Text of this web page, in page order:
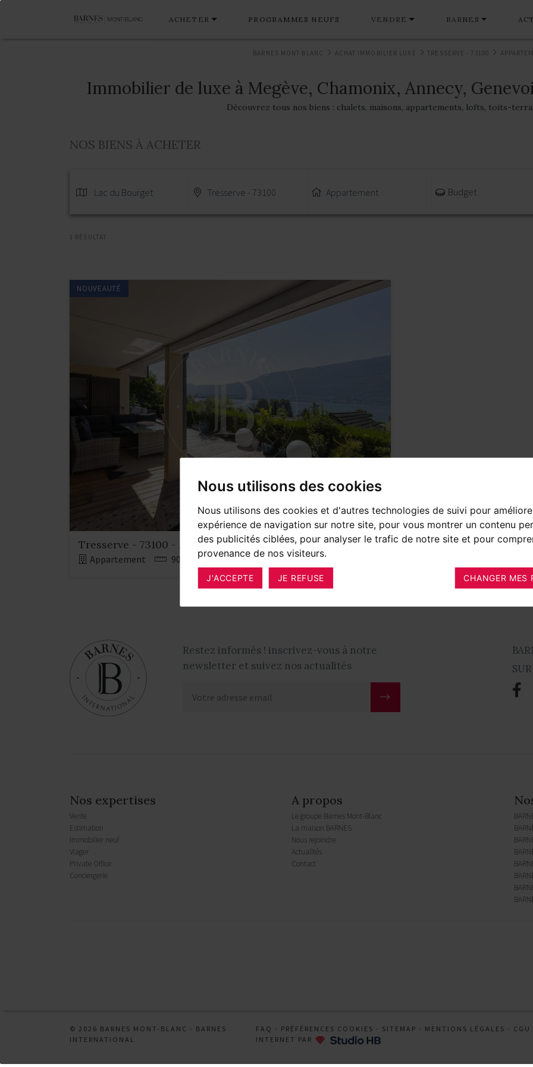
Nous utilisons des cookies
Nous utilisons des cookies et d'autres technologies de suivi pour
expérience de navigation sur notre site, pour vous montrer un contenu
des publicités ciblées, pour analyser le trafic de notre site et pour
provenance de nos visiteurs.
J'ACCEPTE JE REFUSE CHANGER MES
ACHETER PROGRAMMES NEUFS VENDRE BARNES
BARNES MONT-BLANC ACHAT IMMOBILIER LUXE TRESSERVE - 73100
Immobilier de luxe à Megève, Chamonix, Annecy,
Découvrez tous nos biens : chalets, maisons, appartements, lofts, toits-
NOS BIENS À ACHETER
Lac du Bourget Tresserve - 73100 Appartement Budget
1 RÉSULTAT
NOUVEAUTÉ
Tresserve - 73100 - Aix-les-Bains ville
Appartement 90 m² 3 chambres
Restez informés ! inscrivez-vous à notre
newsletter et suivez nos actualités
Nos expertises
Vente
Estimation
Immobilier neuf
Viager
Private Office
Conciergerie
A propos
Le groupe Barnes Mont-Blanc
La maison BARNES
Nous rejoindre
Actualités
Contact
© 2026 BARNES MONT-BLANC - BARNES
INTERNATIONAL
FAQ - PRÉFÉRENCES COOKIES - SITEMAP - MENTIONS LÉGALES - CGU
INTERNET PAR